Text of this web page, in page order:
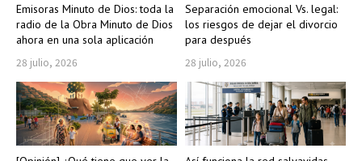
Emisoras Minuto de Dios: toda la
radio de la Obra Minuto de Dios
ahora en una sola aplicación
28 julio, 2026
Separación emocional Vs. legal:
los riesgos de dejar el divorcio
para después
28 julio, 2026